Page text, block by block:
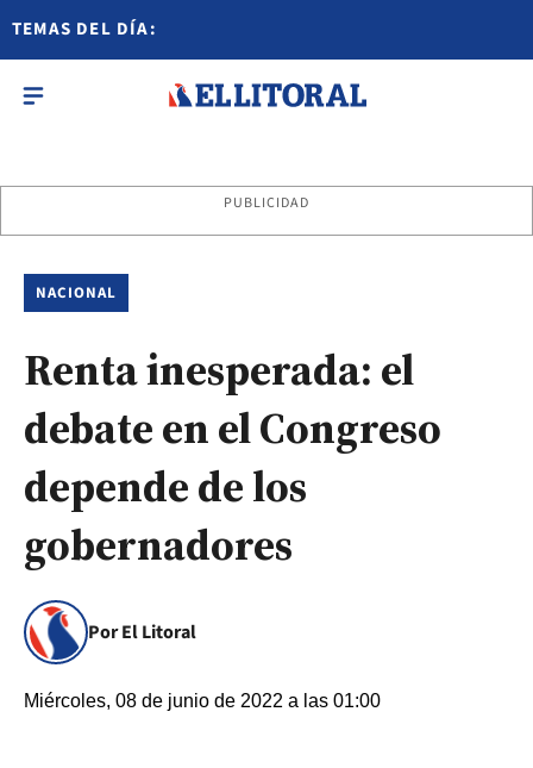
TEMAS DEL DÍA:
PUBLICIDAD
NACIONAL
Renta inesperada: el
debate en el Congreso
depende de los
gobernadores
Por El Litoral
Miércoles, 08 de junio de 2022 a las 01:00